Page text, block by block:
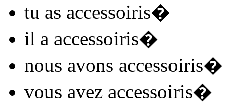
tu as accessoiris�
il a accessoiris�
nous avons accessoiris�
vous avez accessoiris�